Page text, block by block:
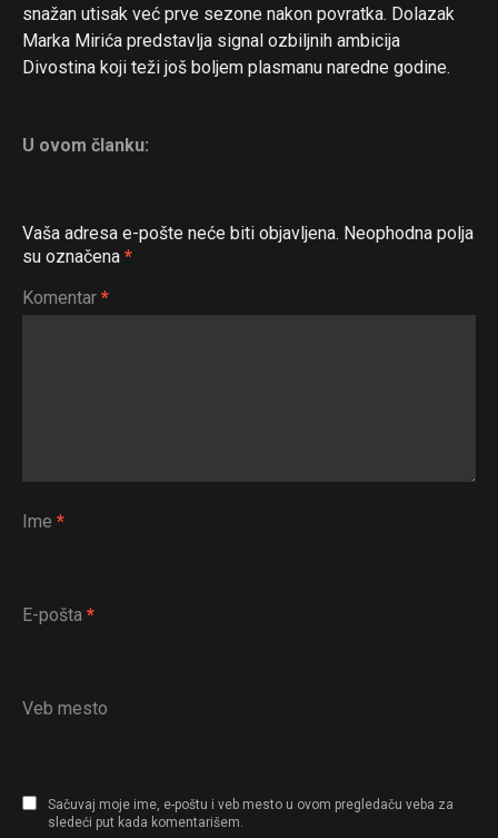
snažan utisak već prve sezone nakon povratka. Dolazak
Marka Mirića predstavlja signal ozbiljnih ambicija
Divostina koji teži još boljem plasmanu naredne godine.
U ovom članku:
Vaša adresa e-pošte neće biti objavljena. Neophodna polja
su označena *
Komentar *
Ime *
E-pošta *
Veb mesto
Sačuvaj moje ime, e-poštu i veb mesto u ovom pregledaču veba za
sledeći put kada komentarišem.